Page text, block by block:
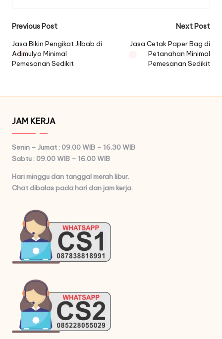
Post
navigation
Previous Post
Jasa Bikin Pengikat Jilbab di
Adimulyo Minimal
Pemesanan Sedikit
Next Post
Jasa Cetak Paper Bag di
Petanahan Minimal
Pemesanan Sedikit
JAM KERJA
Senin – Jumat : 09.00 WIB – 16.30 WIB
Sabtu : 09.00 WIB – 16.00 WIB
Hari minggu dan tanggal merah libur.
Chat dibalas pada hari dan jam kerja.